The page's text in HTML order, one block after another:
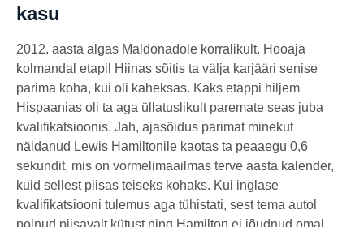
kasu
2012. aasta algas Maldonadole korralikult. Hooaja
kolmandal etapil Hiinas sõitis ta välja karjääri senise
parima koha, kui oli kaheksas. Kaks etappi hiljem
Hispaanias oli ta aga üllatuslikult paremate seas juba
kvalifikatsioonis. Jah, ajasõidus parimat minekut
näidanud Lewis Hamiltonile kaotas ta peaaegu 0,6
sekundit, mis on vormelimaailmas terve aasta kalender,
kuid sellest piisas teiseks kohaks. Kui inglase
kvalifikatsiooni tulemus aga tühistati, sest tema autol
polnud piisavalt kütust ning Hamilton ei jõudnud omal